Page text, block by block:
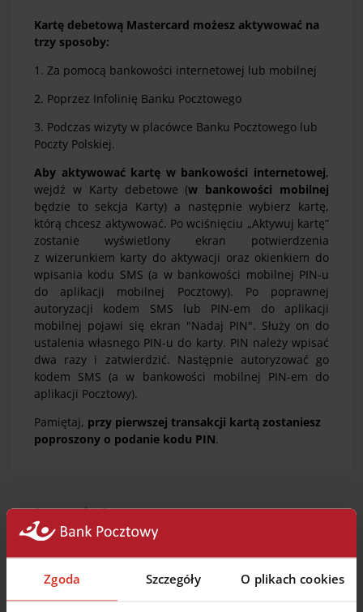
Zgoda Szczegóły O plikach cookies
Kartę debetową Mastercard możesz aktywować na
trzy sposoby:
1. Za pomocą bankowości internetowej lub mobilnej
2. Poprzez Infolinię Banku Pocztowego
3. Podczas wizyty w placówce Banku Pocztowego lub
Poczty Polskiej.
Aby aktywować kartę w bankowości internetowej,
wejdź w Karty debetowe (w bankowości mobilnej
będzie to sekcja Karty) a następnie wybierz kartę,
którą chcesz aktywować. Po wciśnięciu „Aktywuj kartę”
zostanie wyświetlony ekran potwierdzenia
z wizerunkiem karty do aktywacji oraz okienkiem do
wpisania kodu SMS (a w bankowości mobilnej PIN-u
do aplikacji mobilnej Pocztowy). Po poprawnej
autoryzacji kodem SMS lub PIN-em do aplikacji
mobilnej pojawi się ekran "Nadaj PIN". Służy on do
ustalenia własnego PIN-u do karty. PIN należy wpisać
dwa razy i zatwierdzić. Następnie autoryzować go
kodem SMS (a w bankowości mobilnej PIN-em do
aplikacji Pocztowy).
Pamiętaj, przy pierwszej transakcji kartą zostaniesz
poproszony o podanie kodu PIN.
Zobacz jak...
krok po kroku